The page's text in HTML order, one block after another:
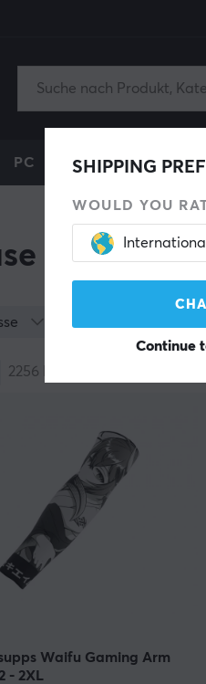
PC Konsole Gaming-
SHIPPING
WOULD YOU
International
Continue
& Zubehör
2256
Waifu Gaming Arm
- 2XL